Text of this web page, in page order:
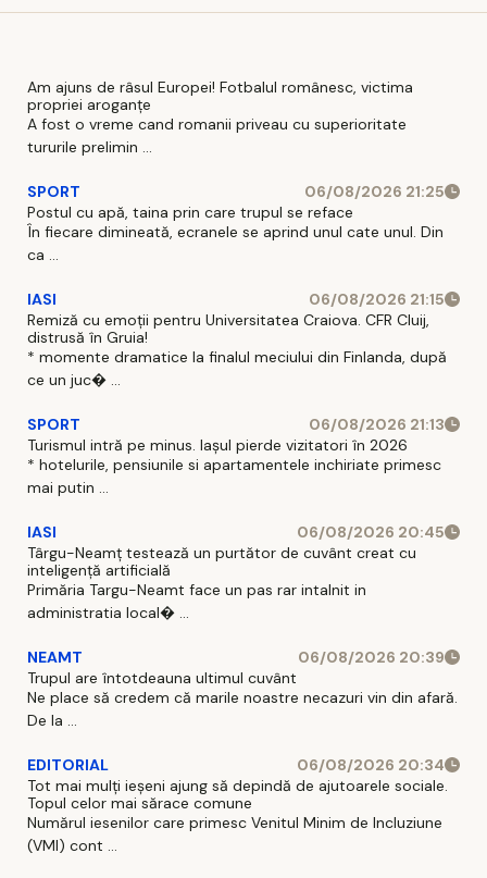
României
Am ajuns de râsul Europei! Fotbalul românesc, victima
propriei aroganțe
A fost o vreme cand romanii priveau cu superioritate
tururile prelimin ...
SPORT
06/08/2026 21:25
Postul cu apă, taina prin care trupul se reface
În fiecare dimineată, ecranele se aprind unul cate unul. Din
ca ...
IASI
06/08/2026 21:15
Remiză cu emoții pentru Universitatea Craiova. CFR Cluij,
distrusă în Gruia!
* momente dramatice la finalul meciului din Finlanda, după
ce un juc� ...
SPORT
06/08/2026 21:13
Turismul intră pe minus. Iașul pierde vizitatori în 2026
* hotelurile, pensiunile si apartamentele inchiriate primesc
mai putin ...
IASI
06/08/2026 20:45
Târgu-Neamț testează un purtător de cuvânt creat cu
inteligență artificială
Primăria Targu-Neamt face un pas rar intalnit in
administratia local� ...
NEAMT
06/08/2026 20:39
Trupul are întotdeauna ultimul cuvânt
Ne place să credem că marile noastre necazuri vin din afară.
De la ...
EDITORIAL
06/08/2026 20:34
Tot mai mulți ieșeni ajung să depindă de ajutoarele sociale.
Topul celor mai sărace comune
Numărul iesenilor care primesc Venitul Minim de Incluziune
(VMI) cont ...